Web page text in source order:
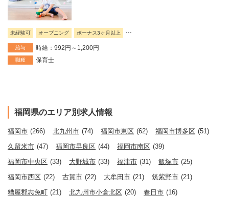
未経験可 オープニング ボーナス3ヶ月以上
給与 時給：992円～1,200円
職種 保育士
福岡県のエリア別求人情報
福岡市 (266) 北九州市 (74) 福岡市東区 (62) 福岡市博多区 (51)
久留米市 (47) 福岡市早良区 (44) 福岡市南区 (39)
福岡市中央区 (33) 大野城市 (33) 福津市 (31) 飯塚市 (25)
福岡市西区 (22) 古賀市 (22) 大牟田市 (21) 筑紫野市 (21)
糟屋郡志免町 (21) 北九州市小倉北区 (20) 春日市 (16)